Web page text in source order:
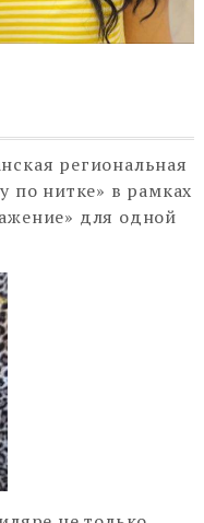
региональная
по нитке» в рамках
для одной